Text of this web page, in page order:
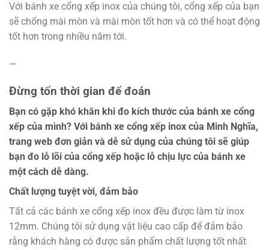
Với bánh xe cổng xếp inox của chúng tôi, cổng xếp của bạn
sẽ chống mài mòn và mài mòn tốt hơn và có thể hoạt động
tốt hơn trong nhiều năm tới.
—
Đừng tốn thời gian để đoán
Bạn có gặp khó khăn khi đo kích thước của bánh xe cổng
xếp của mình? Với bánh xe cổng xếp inox của Minh Nghĩa,
trang web đơn giản và dễ sử dụng của chúng tôi sẽ giúp
bạn đo lỗ lõi của cổng xếp hoặc lỗ chịu lực của bánh xe
một cách dễ dàng.
Chất lượng tuyệt vời, đảm bảo
Tất cả các bánh xe cổng xếp inox đều được làm từ inox
12mm. Chúng tôi sử dụng vật liệu cao cấp để đảm bảo
rằng khách hàng có được sản phẩm chất lượng tốt nhất